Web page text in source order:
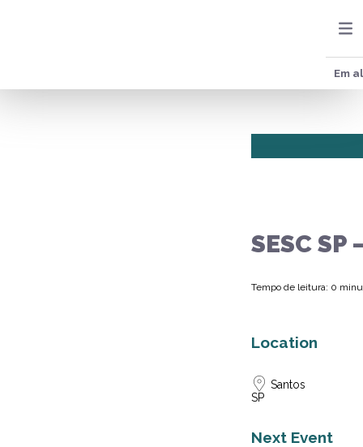
Em
SESC SP
Tempo de leitura: 0
Location
Santos
SP
Next Event